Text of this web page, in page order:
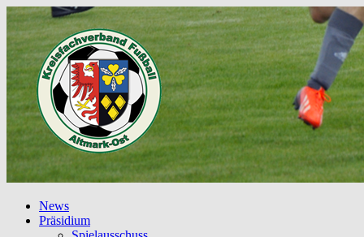
News
Präsidium